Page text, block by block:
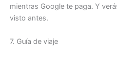
mientras Google te paga. Y
visto antes.
7. Guía de viaje